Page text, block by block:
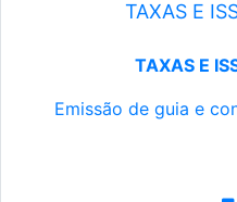
TAXAS E
TAXAS E
Emissão de guia e